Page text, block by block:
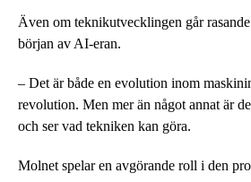
Även om teknikutvecklingen går
början av AI-eran.
– Det är både en evolution inom
revolution. Men mer än något annat är
och ser vad tekniken kan göra.
Molnet spelar en avgörande roll i den